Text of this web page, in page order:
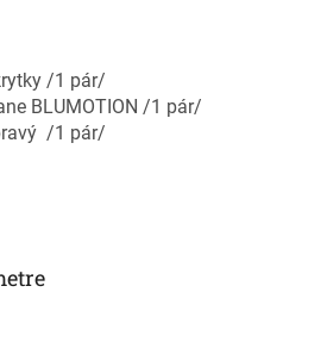
/1 pár/
BLUMOTION /1 pár/
/1 pár/